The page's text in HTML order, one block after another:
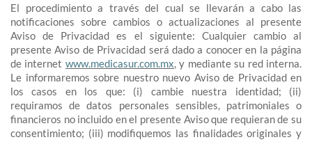
El procedimiento a través del cual se llevarán a cabo las
notificaciones sobre cambios o actualizaciones al presente
Aviso de Privacidad es el siguiente: Cualquier cambio al
presente Aviso de Privacidad será dado a conocer en la página
de internet www.medicasur.com.mx , y mediante su red interna.
Le informaremos sobre nuestro nuevo Aviso de Privacidad en
los casos en los que: (i) cambie nuestra identidad; (ii)
requiramos de datos personales sensibles, patrimoniales o
financieros no incluido en el presente Aviso que requieran de su
consentimiento; (iii) modifiquemos las finalidades originales y